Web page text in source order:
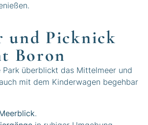
und Picknick
Boron
Park überblickt das Mittelmeer und
mit dem Kinderwagen begehbar
.